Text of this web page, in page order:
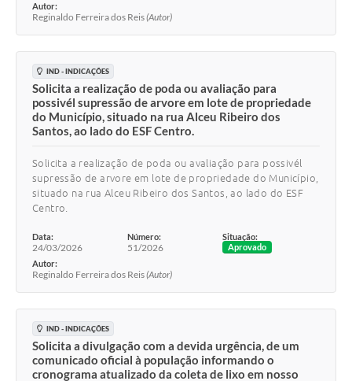
Autor:
Reginaldo Ferreira dos Reis(Autor)
IND - INDICAÇÕES
Solicita a realização de poda ou avaliação para
possivél supressão de arvore em lote de propriedade
do Município, situado na rua Alceu Ribeiro dos
Santos, ao lado do ESF Centro.
Solicita a realização de poda ou avaliação para possivél
supressão de arvore em lote de propriedade do Município,
situado na rua Alceu Ribeiro dos Santos, ao lado do ESF
Centro.
Data:
24/03/2026
Número:
51/2026
Situação:
Aprovado
Autor:
Reginaldo Ferreira dos Reis(Autor)
IND - INDICAÇÕES
Solicita a divulgação com a devida urgência, de um
comunicado oficial à população informando o
cronograma atualizado da coleta de lixo em nosso